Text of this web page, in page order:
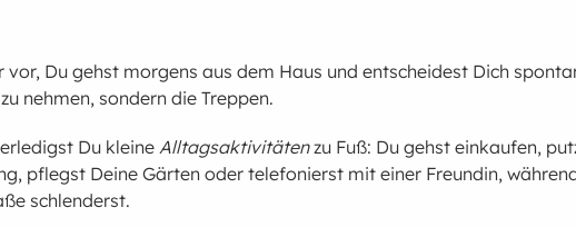
vor, Du gehst morgens aus dem Haus und entscheidest Dich
nehmen, sondern die Treppen.
Du kleineAlltagsaktivitätenzu Fuß: Du gehst einkaufen,
pflegst Deine Gärten oder telefonierst mit einer Freundin,
schlenderst.